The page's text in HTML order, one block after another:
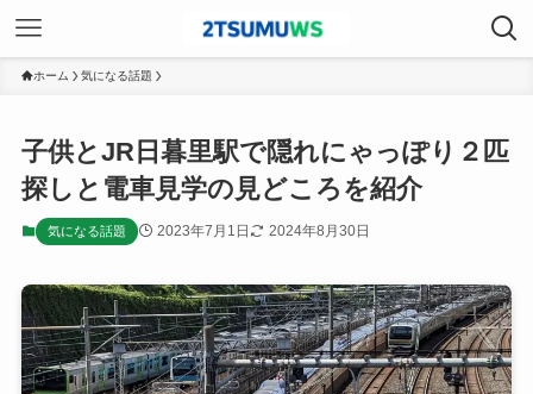
ホーム 気になる話題
子供とJR日暮里駅で隠れにゃっぽり２匹
探しと電車見学の見どころを紹介
気になる話題 2023年7月1日 2024年8月30日